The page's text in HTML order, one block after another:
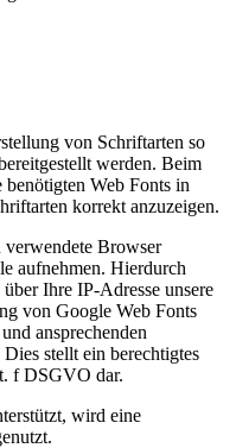
von Schriftarten so
werden. Beim
Web Fonts in
korrekt anzuzeigen.
Browser
aufnehmen. Hierdurch
Ihre IP-Adresse unsere
von Google Web Fonts
ansprechenden
stellt ein berechtigtes
f DSGVO dar.
wird eine